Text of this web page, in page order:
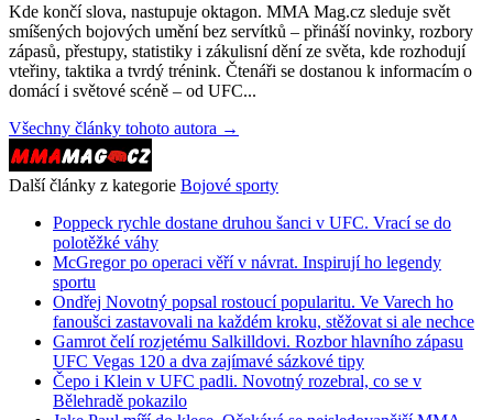
Kde končí slova, nastupuje oktagon. MMA Mag.cz sleduje svět
smíšených bojových umění bez servítků – přináší novinky, rozbory
zápasů, přestupy, statistiky i zákulisní dění ze světa, kde rozhodují
vteřiny, taktika a tvrdý trénink. Čtenáři se dostanou k informacím o
domácí i světové scéně – od UFC...
Všechny články tohoto autora →
Další články z kategorie Bojové sporty
Poppeck rychle dostane druhou šanci v UFC. Vrací se do
polotěžké váhy
McGregor po operaci věří v návrat. Inspirují ho legendy
sportu
Ondřej Novotný popsal rostoucí popularitu. Ve Varech ho
fanoušci zastavovali na každém kroku, stěžovat si ale nechce
Gamrot čelí rozjetému Salkilldovi. Rozbor hlavního zápasu
UFC Vegas 120 a dva zajímavé sázkové tipy
Čepo i Klein v UFC padli. Novotný rozebral, co se v
Bělehradě pokazilo